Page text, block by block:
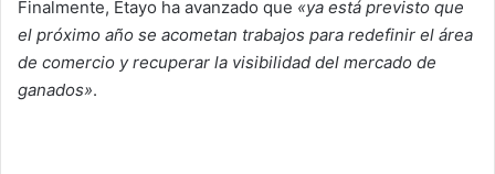
Finalmente, Etayo ha avanzado que «ya está previsto que
el próximo año se acometan trabajos para redefinir el área
de comercio y recuperar la visibilidad del mercado de
ganados».